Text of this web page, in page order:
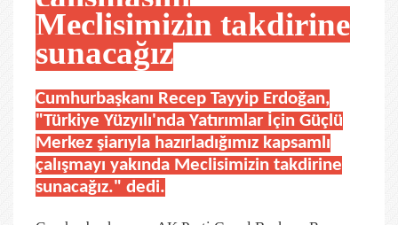
Meclisimizin takdirine
sunacağız
Cumhurbaşkanı Recep Tayyip Erdoğan,
"Türkiye Yüzyılı'nda Yatırımlar İçin Güçlü
Merkez şiarıyla hazırladığımız kapsamlı
çalışmayı yakında Meclisimizin takdirine
sunacağız." dedi.